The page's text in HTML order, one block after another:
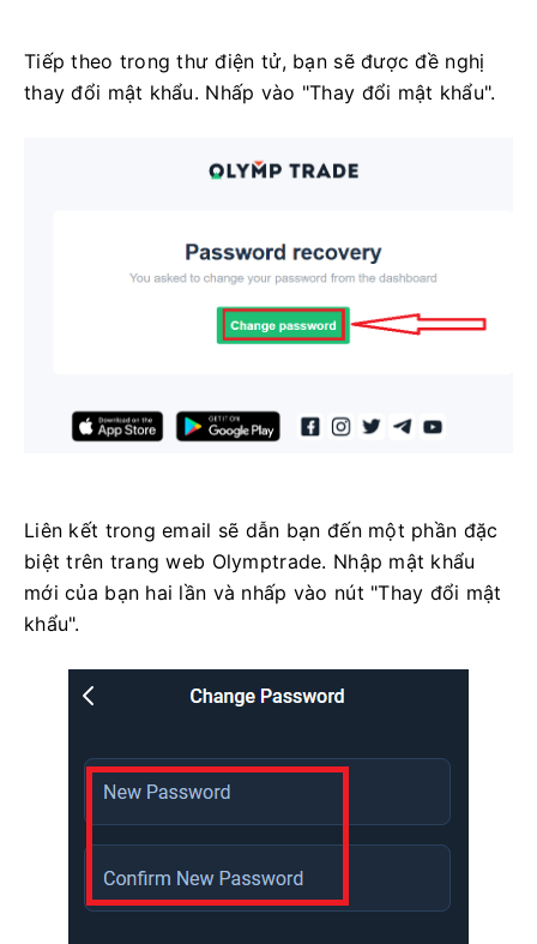
Tiếp theo trong thư điện tử, bạn sẽ được đề nghị
thay đổi mật khẩu. Nhấp vào "Thay đổi mật khẩu".
Liên kết trong email sẽ dẫn bạn đến một phần đặc
biệt trên trang web Olymptrade. Nhập mật khẩu
mới của bạn hai lần và nhấp vào nút "Thay đổi mật
khẩu".